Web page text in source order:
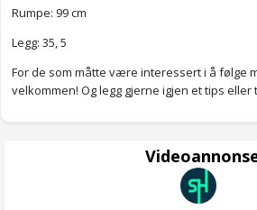
Rumpe: 99 cm
Legg: 35, 5
For de som måtte være interessert i å følge
velkommen! Og legg gjerne igjen et tips